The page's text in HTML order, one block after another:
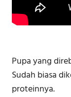
Pupa yang
Sudah biasa
proteinnya.